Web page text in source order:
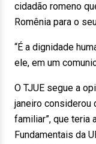
cidadão romeno
Romênia para o
“É a dignidade
ele, em um
O TJUE segue a
janeiro considerou
familiar”, que teria
Fundamentais da